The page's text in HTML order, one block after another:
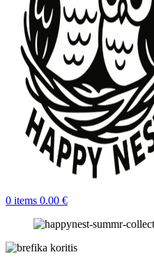
0 items 0.00 €